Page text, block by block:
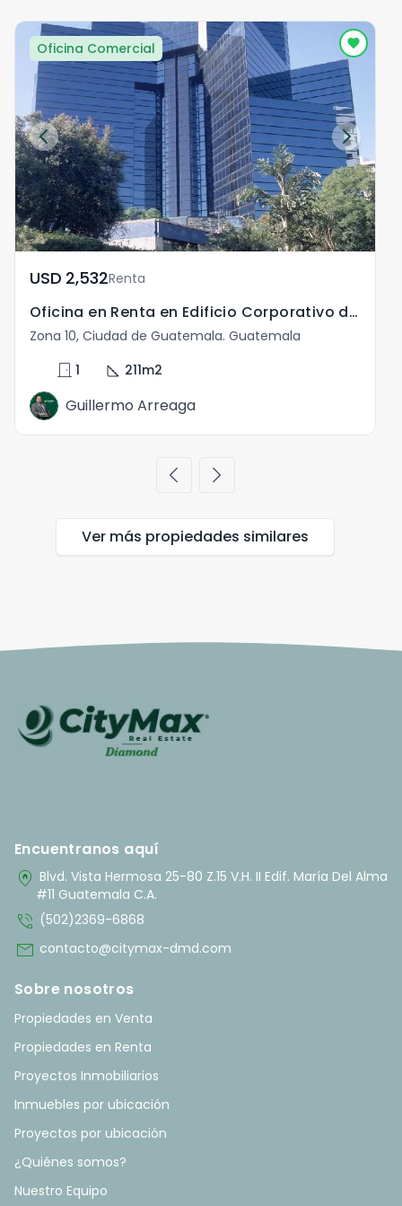
Oficina Comercial
USD	2,532Renta
Oficina en Renta en Edificio Corporativo de Zona 10
Zona 10, Ciudad de Guatemala. Guatemala
door_front 1 square_foot 211m2
Guillermo Arreaga
chevron_left chevron_right
Ver más propiedades similares
Encuentranos aquí
home_pin Blvd. Vista Hermosa 25-80 Z.15 V.H. II Edif. María Del Alma
#11 Guatemala C.A.
phone_in_talk (502)2369-6868
mail contacto@citymax-dmd.com
Sobre nosotros
Propiedades en Venta
Propiedades en Renta
Proyectos Inmobiliarios
Inmuebles por ubicación
Proyectos por ubicación
¿Quiénes somos?
Nuestro Equipo